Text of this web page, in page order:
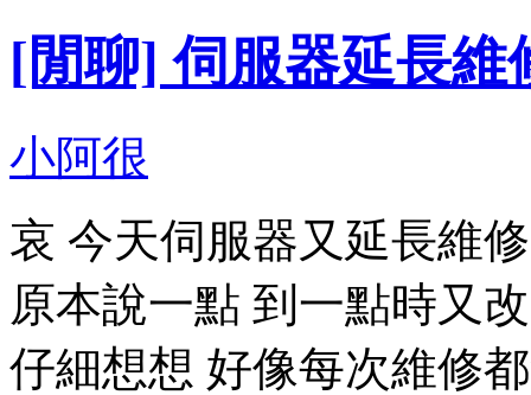
[閒聊] 伺服器延長維
小阿很
哀 今天伺服器又延長維修
原本說一點 到一點時又
仔細想想 好像每次維